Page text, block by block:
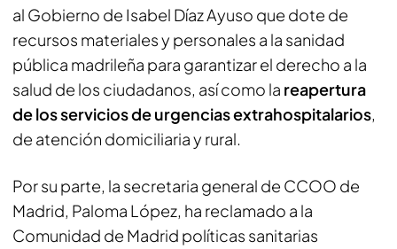
al Gobierno de Isabel Díaz Ayuso que dote de
recursos materiales y personales a la sanidad
pública madrileña para garantizar el derecho a la
salud de los ciudadanos, así como la reapertura
de los servicios de urgencias extrahospitalarios,
de atención domiciliaria y rural.
Por su parte, la secretaria general de CCOO de
Madrid, Paloma López, ha reclamado a la
Comunidad de Madrid políticas sanitarias